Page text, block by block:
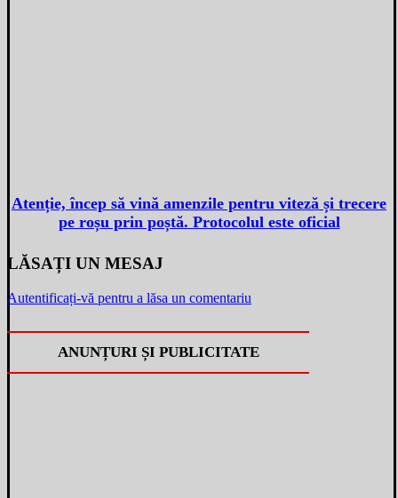
Atenție, încep să vină amenzile pentru viteză și trecere
pe roșu prin poștă. Protocolul este oficial
LĂSAȚI UN MESAJ
Autentificați-vă pentru a lăsa un comentariu
ANUNȚURI ȘI PUBLICITATE